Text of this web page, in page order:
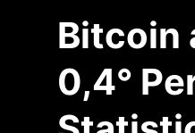
Bitcoin
0,4°